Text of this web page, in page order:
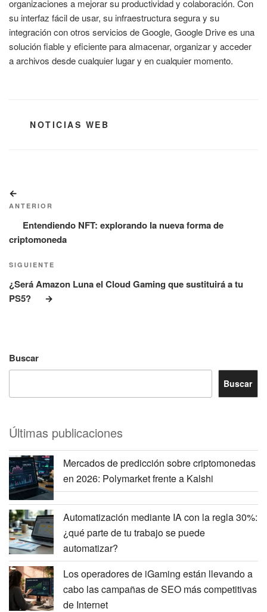
organizaciones a mejorar su productividad y colaboración. Con
su interfaz fácil de usar, su infraestructura segura y su
integración con otros servicios de Google, Google Drive es una
solución fiable y eficiente para almacenar, organizar y acceder
a archivos desde cualquier lugar y en cualquier momento.
CATEGORÍAS
NOTICIAS WEB
de
entradas
anterior:
ANTERIOR
Entendiendo NFT: explorando la nueva forma de
criptomoneda
Siguiente
entrada
SIGUIENTE
¿Será Amazon Luna el Cloud Gaming que sustituirá a tu
PS5?
Buscar
Buscar
Últimas publicaciones
Mercados de predicción sobre criptomonedas
en 2026: Polymarket frente a Kalshi
Automatización mediante IA con la regla 30%:
¿qué parte de tu trabajo se puede
automatizar?
Los operadores de iGaming están llevando a
cabo las campañas de SEO más competitivas
de Internet